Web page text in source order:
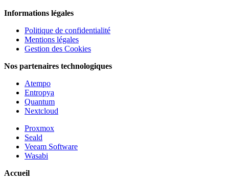
Informations légales
Politique de confidentialité
Mentions légales
Gestion des Cookies
Nos partenaires technologiques
Atempo
Entropya
Quantum
Nextcloud
Proxmox
Seald
Veeam Software
Wasabi
Accueil